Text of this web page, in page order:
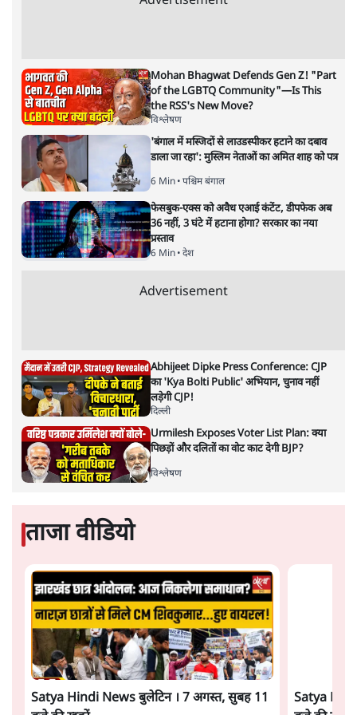
भारत–यूरोप संवाद: दूरदर्शी रणनीति या
हालात से उपजा मोड़?
विश्लेषण| सतीश झा | 29 JAN, 2026
भारत ईयू मुक्त व्यापार समझौताः ईयू अध्यक्ष उर्सुला वॉन डेर लेयेन और
पीएम मोदी
सतीश झा
भारत-यूरोपीय संघ मुक्त व्यापार समझौताः क्या यूरोप की ओर भारत
का झुकाव एक लंबा रणनीतिक नज़रिया है या वैश्विक दबावों और
अमेरिकी अनिश्चितता की वजह से उठाया गया एक कदम है? वरिष्ठ
पत्रकार सतीश झा का आकलनः
कूटनीति में समय ही सबसेबड़ा कारक होता है। भारत का यूरोप की
यूरोपीय संघ मुक्त व्यापार समझौते (एफ़टीए) में दिखाई देता है—
किसी दीर्घकालिक रणनीतिक दूरदृष्टि की पराकाष्ठा कम, और
परिस्थितियों के दबाव में लिया गया एक तेज़ निर्णय अधिक लगता
और पढ़ें
सत्य हिन्दी ऐपडाउनलोडकरें